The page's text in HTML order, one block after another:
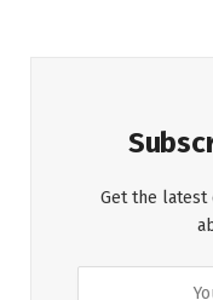
Get the latest